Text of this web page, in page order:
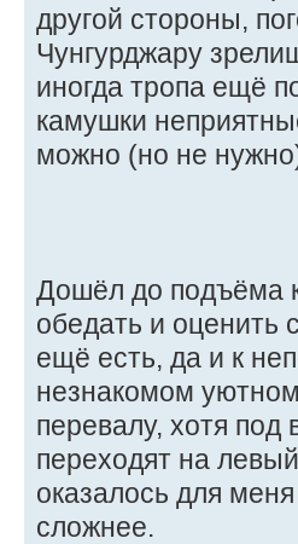
другой стороны,
Чунгурджару
иногда тропа ещё
камушки
можно (но не
Дошёл до подъёма
обедать и оценить
ещё есть, да и к
незнакомом
перевалу, хотя
переходят на
оказалось для
сложнее.